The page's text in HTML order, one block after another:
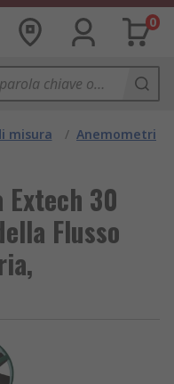
0
misura
/ Anemometri
30
Flusso